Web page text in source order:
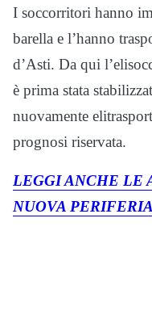
I soccorritori hanno
barella e l’hanno
d’Asti. Da qui
è prima stata
nuovamente
prognosi riservata.
LEGGI ANCHE LE
NUOVA PERIFERIA